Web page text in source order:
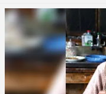
ら」と語っている。